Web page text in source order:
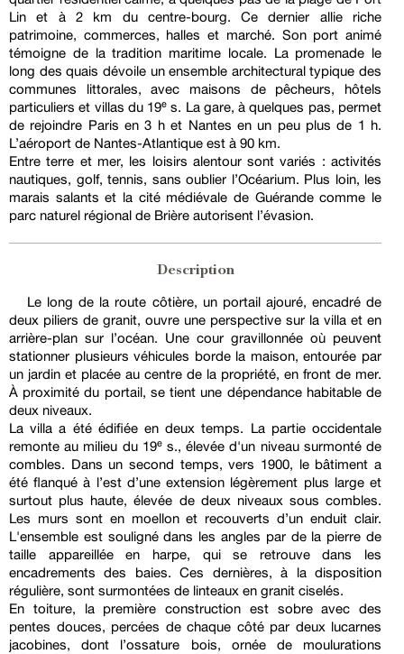
Lin et à 2 km du centre-bourg. Ce dernier allie riche
patrimoine, commerces, halles et marché. Son port animé
témoigne de la tradition maritime locale. La promenade le
long des quais dévoile un ensemble architectural typique des
communes littorales, avec maisons de pêcheurs, hôtels
particuliers et villas du 19ᵉ s. La gare, à quelques pas, permet
de rejoindre Paris en 3 h et Nantes en un peu plus de 1 h.
L’aéroport de Nantes-Atlantique est à 90 km.
Entre terre et mer, les loisirs alentour sont variés : activités
nautiques, golf, tennis, sans oublier l’Océarium. Plus loin, les
marais salants et la cité médiévale de Guérande comme le
parc naturel régional de Brière autorisent l’évasion.
Description
Le long de la route côtière, un portail ajouré, encadré de
deux piliers de granit, ouvre une perspective sur la villa et en
arrière-plan sur l’océan. Une cour gravillonnée où peuvent
stationner plusieurs véhicules borde la maison, entourée par
un jardin et placée au centre de la propriété, en front de mer.
À proximité du portail, se tient une dépendance habitable de
deux niveaux.
La villa a été édifiée en deux temps. La partie occidentale
remonte au milieu du 19ᵉ s., élevée d'un niveau surmonté de
combles. Dans un second temps, vers 1900, le bâtiment a
été flanqué à l’est d’une extension légèrement plus large et
surtout plus haute, élevée de deux niveaux sous combles.
Les murs sont en moellon et recouverts d’un enduit clair.
L'ensemble est souligné dans les angles par de la pierre de
taille appareillée en harpe, qui se retrouve dans les
encadrements des baies. Ces dernières, à la disposition
régulière, sont surmontées de linteaux en granit ciselés.
En toiture, la première construction est sobre avec des
pentes douces, percées de chaque côté par deux lucarnes
jacobines, dont l’ossature bois, ornée de moulurations